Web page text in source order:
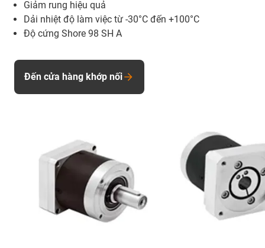
Giảm rung hiệu quả
Dải nhiệt độ làm việc từ -30°C đến +100°C
Độ cứng Shore 98 SH A
Đến cửa hàng khớp nối